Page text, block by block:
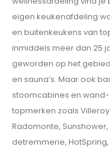
en sauna’s. Maar ook
stoomcabines en
topmerken zoals Villeroy
Radomonte,
detremmerie, HotSpring,
Maak een afspraak!